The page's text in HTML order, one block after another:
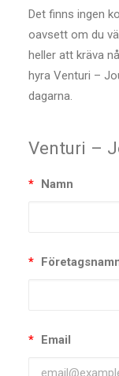
Det finns ingen
oavsett om du
heller att kräva
hyra Venturi –
dagarna.
Venturi –
* Namn
*
* Email